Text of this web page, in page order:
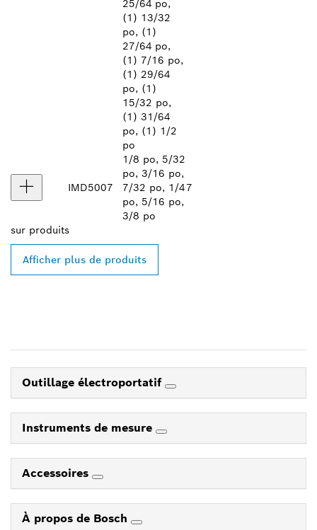
25/64 po,
(1) 13/32
po, (1)
27/64 po,
(1) 7/16 po,
(1) 29/64
po, (1)
15/32 po,
(1) 31/64
po, (1) 1/2
po
IMD5007
1/8 po, 5/32
po, 3/16 po,
7/32 po, 1/4
po, 5/16 po,
3/8 po
7
sur produits
Afficher plus de produits
Outillage électroportatif
Instruments de mesure
Accessoires
À propos de Bosch